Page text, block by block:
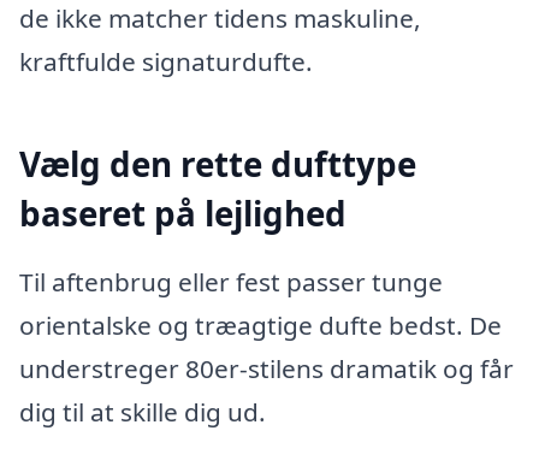
de ikke matcher tidens maskuline,
kraftfulde signaturdufte.
Vælg den rette dufttype
baseret på lejlighed
Til aftenbrug eller fest passer tunge
orientalske og træagtige dufte bedst. De
understreger 80er-stilens dramatik og får
dig til at skille dig ud.